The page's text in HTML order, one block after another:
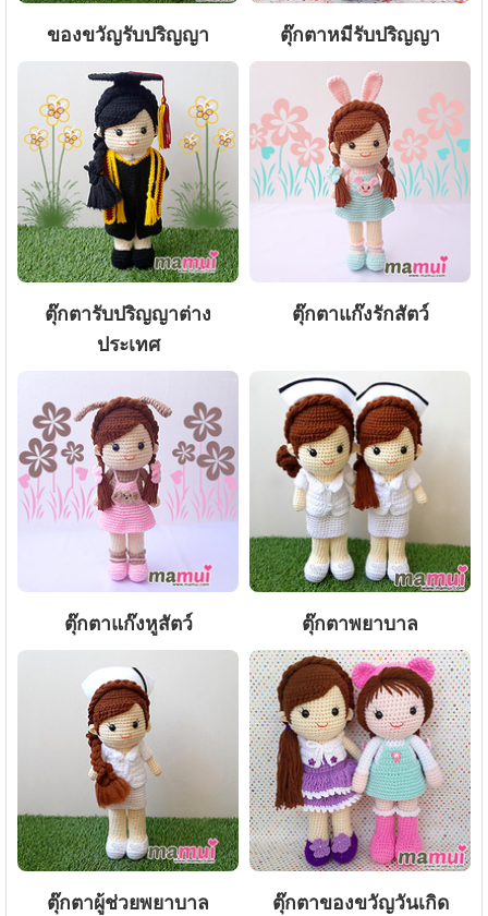
ของขวัญรับปริญญา ตุ๊กตาหมีรับปริญญา
ตุ๊กตารับปริญญาต่าง
ประเทศ
ตุ๊กตาแก๊งรักสัตว์
ตุ๊กตาแก๊งหูสัตว์ ตุ๊กตาพยาบาล
ตุ๊กตาผู้ช่วยพยาบาล ตุ๊กตาของขวัญวันเกิด